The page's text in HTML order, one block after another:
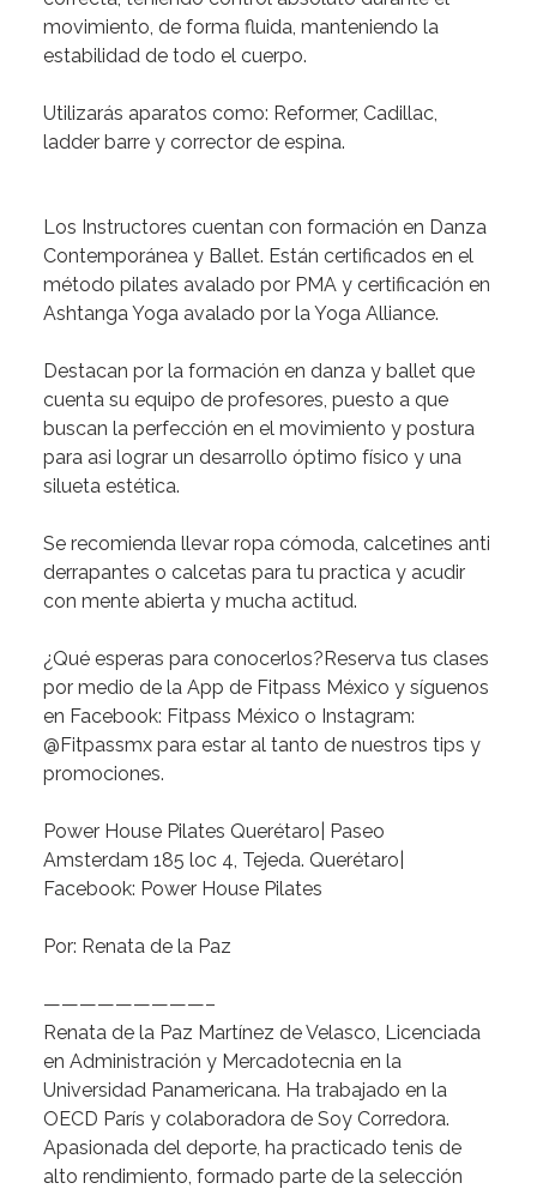
movimiento, de forma fluida, manteniendo la
estabilidad de todo el cuerpo.
Utilizarás aparatos como: Reformer, Cadillac,
ladder barre y corrector de espina.
Los Instructores cuentan con formación en Danza
Contemporánea y Ballet. Están certificados en el
método pilates avalado por PMA y certificación en
AshtangaYoga avalado por laYoga Alliance.
Destacan por la formación en danza y ballet que
cuenta su equipo de profesores, puesto a que
buscan la perfección en el movimiento y postura
para asi lograr un desarrollo óptimo físico y una
silueta estética.
Se recomienda llevar ropa cómoda, calcetines anti
derrapantes o calcetas para tu practica y acudir
con mente abierta y mucha actitud.
¿Qué esperas para conocerlos?Reserva tus clases
por medio de la App de Fitpass México y síguenos
en Facebook: Fitpass México o Instagram:
@Fitpassmx para estar al tanto de nuestros tips y
promociones.
Power House Pilates Querétaro| Paseo
Amsterdam 185 loc 4, Tejeda. Querétaro|
Facebook: Power House Pilates
Por: Renata de la Paz
—————————–
Renata de la Paz Martínez deVelasco, Licenciada
en Administración y Mercadotecnia en la
Universidad Panamericana. Ha trabajado en la
OECD París y colaboradora de Soy Corredora.
Apasionada del deporte, ha practicado tenis de
alto rendimiento, formado parte de la selección